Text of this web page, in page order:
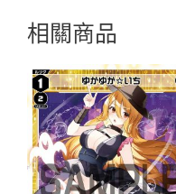
使
有
LB」
數
量
相關商品